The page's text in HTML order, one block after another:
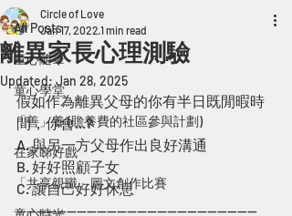
All Posts
童心隨筆
童心學堂
「善」養 (贍養費的社區參與計劃)
在家睇好戲
「共享親職」圖文創作比賽
離異家長心理測驗
Circle of Love
Jan 17, 2022 1 min read
Updated: Jan 28, 2025
假如作為離異父母的你有半日既閒暇時
間，你會...?
A. 與另一方父母作出良好溝通
B. 好好照顧子女
C. 讓自己好好休息
------------------------------------------------